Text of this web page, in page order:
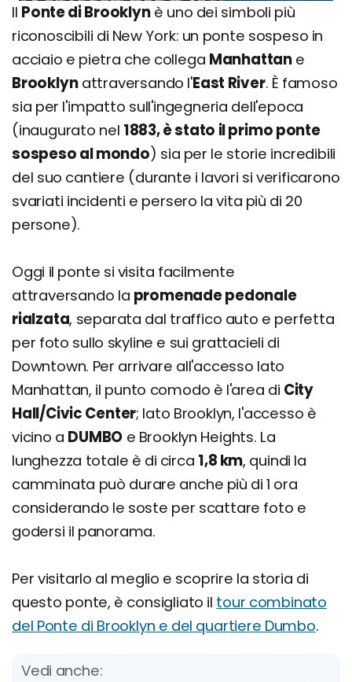
Il Ponte di Brooklynè uno dei simboli più
riconoscibili di New York: un ponte sospeso in
acciaio e pietra che collega Manhattane
Brooklynattraversando l'East River. È famoso
sia per l'impatto sull'ingegneria dell'epoca
(inaugurato nel 1883, è stato il primo ponte
sospeso al mondo) sia per le storie incredibili
del suo cantiere (durante i lavori si verificarono
svariati incidenti e persero la vita più di 20
persone).
Oggi il ponte si visita facilmente
attraversando la promenade pedonale
rialzata, separata dal traffico auto e perfetta
per foto sullo skyline e sui grattacieli di
Downtown. Per arrivare all'accesso lato
Manhattan, il punto comodo è l'area di City
Hall/Civic Center; lato Brooklyn, l'accesso è
vicino a DUMBO e Brooklyn Heights. La
lunghezza totale è di circa 1,8 km, quindi la
camminata può durare anche più di 1 ora
considerando le soste per scattare foto e
godersi il panorama.
Per visitarlo al meglio e scoprire la storia di
questo ponte, è consigliato il tour combinato
del Ponte di Brooklyn e del quartiere Dumbo.
Vedi anche: